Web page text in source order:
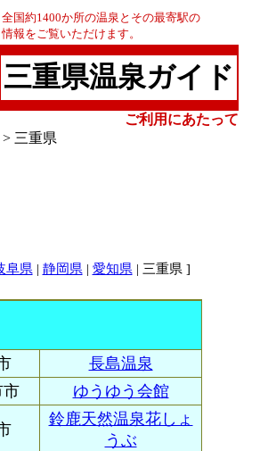
全国約1400か所の温泉とその最寄駅の
情報をご覧いただけます。
三重県温泉ガイド
ご利用にあたって
> 三重県
阜県 | 静岡県 | 愛知県 | 三重県 ]
長島温泉
市
ゆうゆう会館
鈴鹿天然温泉花しょ
うぶ